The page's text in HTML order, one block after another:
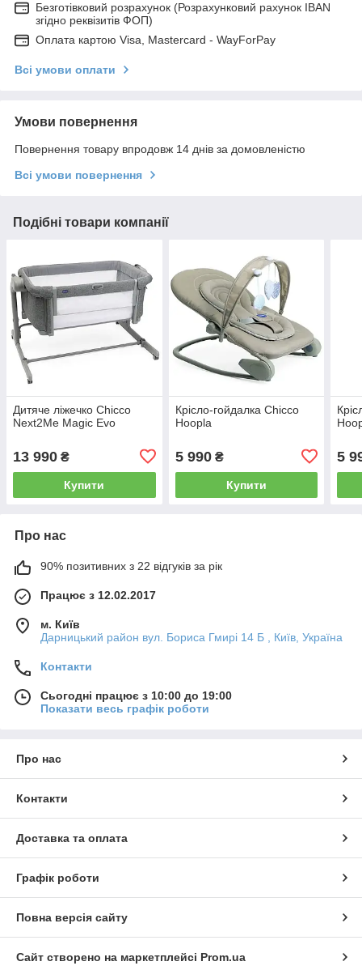
Безготівковий розрахунок (Розрахунковий рахунок IBAN
згідно реквізитів ФОП)
Оплата картою Visa, Mastercard - WayForPay
Всі умови оплати
Умови повернення
Повернення товару впродовж 14 днів за домовленістю
Всі умови повернення
Подібні товари компанії
Дитяче ліжечко Chicco
Next2Me Magic Evo
13 990 ₴
Купити
Крісло-гойдалка Chicco
Hoopla
5 990₴
Купити
5
Про нас
90% позитивних з 22 відгуків за рік
Працює з 12.02.2017
м. Київ
Дарницький район вул. Бориса Гмирі 14 Б , Київ, Україна
Контакти
Сьогодні працює з 10:00 до 19:00
Показати весь графік роботи
Про нас
Контакти
Доставка та оплата
Графік роботи
Повна версія сайту
Сайт створено на маркетплейсі Prom.ua